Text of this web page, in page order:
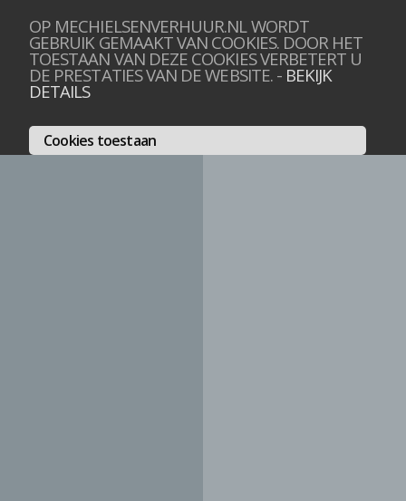
OP MECHIELSENVERHUUR.NL WORDT
GEBRUIK GEMAAKT VAN COOKIES. DOOR HET
TOESTAAN VAN DEZE COOKIES VERBETERT U
DE PRESTATIES VAN DE WEBSITE.- BEKIJK
DETAILS
Cookies toestaan